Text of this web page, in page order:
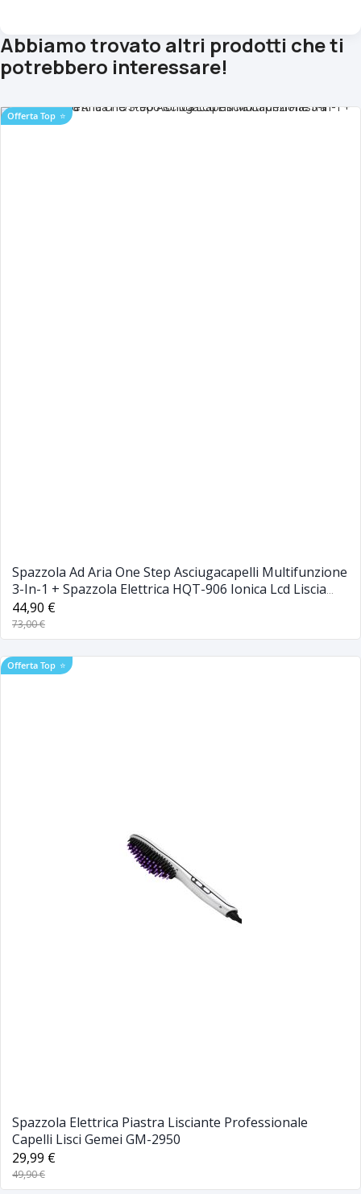
Abbiamo trovato altri prodotti che ti
potrebbero interessare!
Offerta Top ⭐
Spazzola Ad Aria One Step Asciugacapelli Multifunzione
3-In-1 + Spazzola Elettrica HQT-906 Ionica Lcd Liscia
Capelli Piastra
44,90 €
73,00 €
Offerta Top ⭐
Spazzola Elettrica Piastra Lisciante Professionale
Capelli Lisci Gemei GM-2950
29,99 €
49,90 €